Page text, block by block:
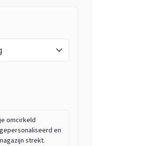
omcirkeld
en
strekt.